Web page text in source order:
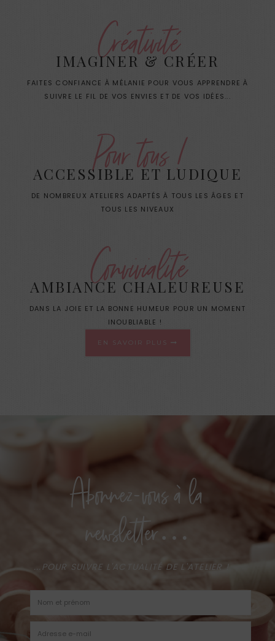
Créativité
IMAGINER & CRÉER
FAITES CONFIANCE À MÉLANIE POUR VOUS APPRENDRE À
SUIVRE LE FIL DE VOS ENVIES ET DE VOS IDÉES...
Pour tous !
ACCESSIBLE ET LUDIQUE
DE NOMBREUX ATELIERS ADAPTÉS À TOUS LES ÂGES ET
TOUS LES NIVEAUX
Convivialité
AMBIANCE CHALEUREUSE
DANS LA JOIE ET LA BONNE HUMEUR POUR UN MOMENT
INOUBLIABLE !
EN SAVOIR PLUS
Abonnez-vous à la
newsletter…
...POUR SUIVRE L'ACTUALITÉ DE L'ATELIER !